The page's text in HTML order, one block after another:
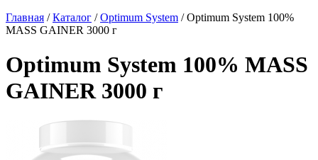
Главная /Каталог /Optimum System /Optimum System 100%
MASS GAINER 3000 г
Optimum System 100% MASS
GAINER 3000 г